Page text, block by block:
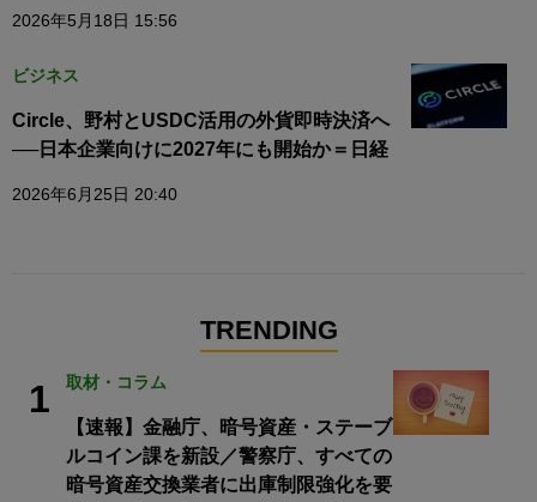
2026年5月18日 15:56
ビジネス
Circle、野村とUSDC活用の外貨即時決済へ
──日本企業向けに2027年にも開始か＝日経
2026年6月25日 20:40
TRENDING
1 取材・コラム
【速報】金融庁、暗号資産・ステーブ
ルコイン課を新設／警察庁、すべての
暗号資産交換業者に出庫制限強化を要